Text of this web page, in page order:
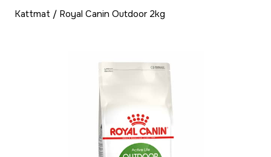
Kattmat / Royal Canin Outdoor 2kg